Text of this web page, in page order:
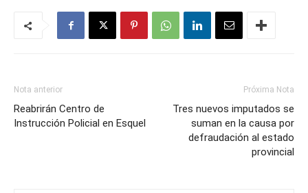
Nota anterior
Reabrirán Centro de
Instrucción Policial en Esquel
Próxima Nota
Tres nuevos imputados se
suman en la causa por
defraudación al estado
provincial